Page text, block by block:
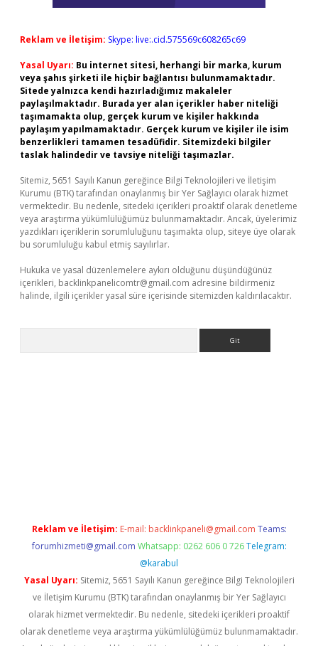
Reklam ve İletişim: Skype: live:.cid.575569c608265c69
Yasal Uyarı: Bu internet sitesi, herhangi bir marka, kurum
veya şahıs şirketi ile hiçbir bağlantısı bulunmamaktadır.
Sitede yalnızca kendi hazırladığımız makaleler
paylaşılmaktadır. Burada yer alan içerikler haber niteliği
taşımamakta olup, gerçek kurum ve kişiler hakkında
paylaşım yapılmamaktadır. Gerçek kurum ve kişiler ile isim
benzerlikleri tamamen tesadüfidir. Sitemizdeki bilgiler
taslak halindedir ve tavsiye niteliği taşımazlar.
Sitemiz, 5651 Sayılı Kanun gereğince Bilgi Teknolojileri ve İletişim
Kurumu (BTK) tarafından onaylanmış bir Yer Sağlayıcı olarak hizmet
vermektedir. Bu nedenle, sitedeki içerikleri proaktif olarak denetleme
veya araştırma yükümlülüğümüz bulunmamaktadır. Ancak, üyelerimiz
yazdıkları içeriklerin sorumluluğunu taşımakta olup, siteye üye olarak
bu sorumluluğu kabul etmiş sayılırlar.
Hukuka ve yasal düzenlemelere aykırı olduğunu düşündüğünüz
içerikleri, backlinkpanelicomtr@gmail.com adresine bildirmeniz
halinde, ilgili içerikler yasal süre içerisinde sitemizden kaldırılacaktır.
Reklam ve İletişim: E-mail: backlinkpaneli@gmail.com Teams:
forumhizmeti@gmail.com Whatsapp: 0262 606 0 726 Telegram:
@karabul
Yasal Uyarı: Sitemiz, 5651 Sayılı Kanun gereğince Bilgi Teknolojileri
ve İletişim Kurumu (BTK) tarafından onaylanmış bir Yer Sağlayıcı
olarak hizmet vermektedir. Bu nedenle, sitedeki içerikleri proaktif
olarak denetleme veya araştırma yükümlülüğümüz bulunmamaktadır.